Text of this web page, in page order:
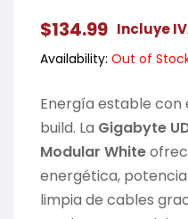
$134.99 Incluye
Availability: Out of
Energía estable
build. La Gigabyte
Modular White
energética,
limpia de cables